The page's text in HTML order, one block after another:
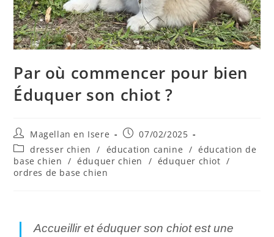
Par où commencer pour bien
Éduquer son chiot ?
Magellan en Isere
07/02/2025
dresser chien
/ éducation canine / éducation de
base chien / éduquer chien / éduquer chiot /
ordres de base chien
Accueillir et éduquer son chiot est une